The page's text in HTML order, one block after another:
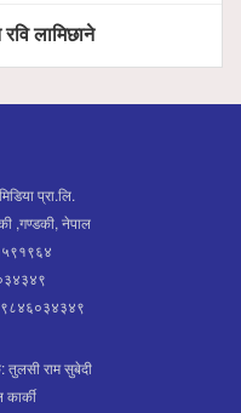
लामिछाने
प्रा.लि.
,गण्डकी, नेपाल
९८४६०३४३४९
तुलसी राम सुबेदी